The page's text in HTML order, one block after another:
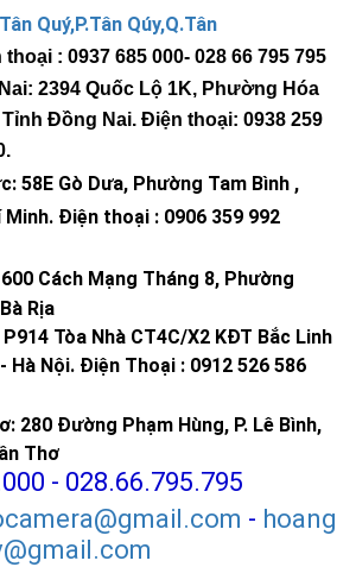
Quý,P.Tân Qúy,Q.Tân
: 0937 685 000- 028 66 795 795
2394 Quốc Lộ 1K, Phường Hóa
Tỉnh Đồng Nai. Điện thoại: 0938 259
.
58E Gò Dưa, Phường Tam Bình ,
Minh. Điện thoại : 0906 359 992
600 Cách Mạng Tháng 8, Phường
Rịa
Tòa Nhà CT4C/X2 KĐT Bắc Linh
Hà Nội. Điện Thoại : 0912 526 586
280 Đường Phạm Hùng, P. Lê Bình,
Thơ
- 028.66.795.795
- hoang